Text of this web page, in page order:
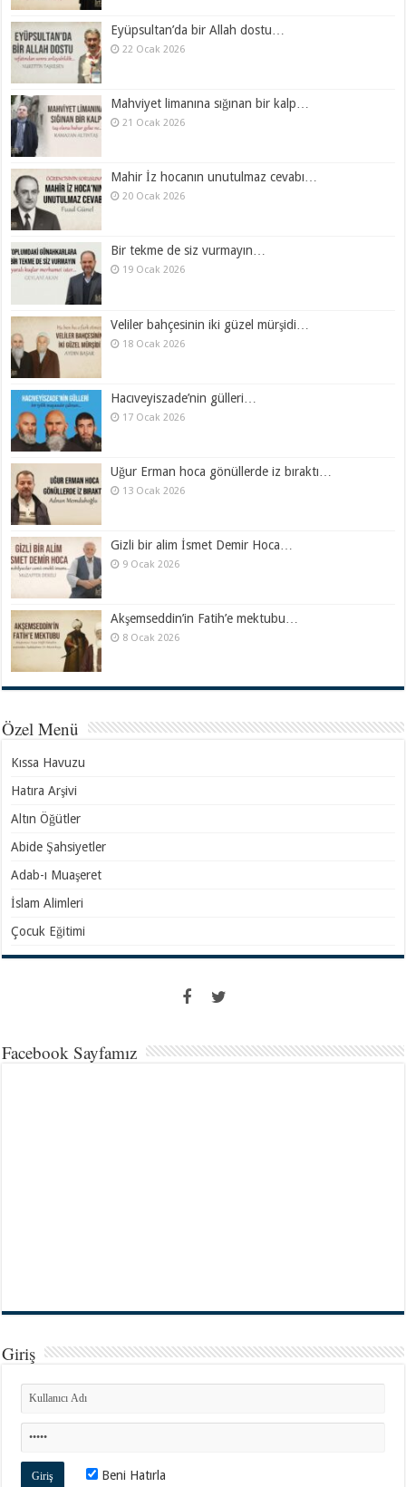
Eyüpsultan’da bir Allah dostu…
22 Ocak 2026
Mahviyet limanına sığınan bir kalp…
21 Ocak 2026
Mahir İz hocanın unutulmaz cevabı…
20 Ocak 2026
Bir tekme de siz vurmayın…
19 Ocak 2026
Veliler bahçesinin iki güzel mürşidi…
18 Ocak 2026
Hacıveyiszade’nin gülleri…
17 Ocak 2026
Uğur Erman hoca gönüllerde iz bıraktı…
13 Ocak 2026
Gizli bir alim İsmet Demir Hoca…
9 Ocak 2026
Akşemseddin’in Fatih’e mektubu…
8 Ocak 2026
Özel Menü
Kıssa Havuzu
Hatıra Arşivi
Altın Öğütler
Abide Şahsiyetler
Adab-ı Muaşeret
İslam Alimleri
Çocuk Eğitimi
Facebook Sayfamız
Giriş
Beni Hatırla